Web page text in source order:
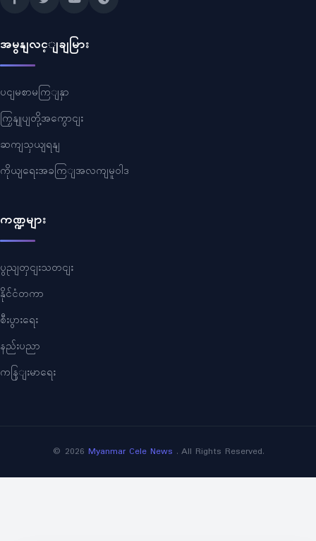
အမွနျလင့ျချမြား
ပငျမစာမကြျနှာ
ကြှနျုပျတို့အကွောငျး
ဆကျသှယျရနျ
ကိုယျရေးအခကြျအလကျမူဝါဒ
ကဏ္ဍများ
ပွညျတှငျးသတငျး
နိုင်ငံတကာ
စီးပွားရေး
နည်းပညာ
ကနြျးမာရေး
© 2026 Myanmar Cele News . All Rights Reserved.